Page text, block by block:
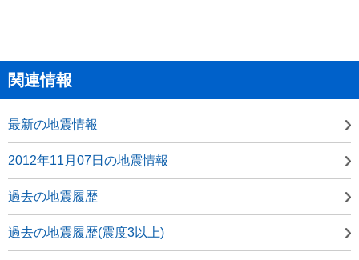
関連情報
最新の地震情報
2012年11月07日の地震情報
過去の地震履歴
過去の地震履歴(震度3以上)